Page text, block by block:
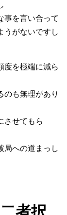
事を言い合って
うがないですし
度を極端に減ら
も無理があり
させてもら
局への道まっし